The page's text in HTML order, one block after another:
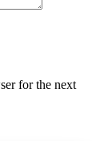
for the next